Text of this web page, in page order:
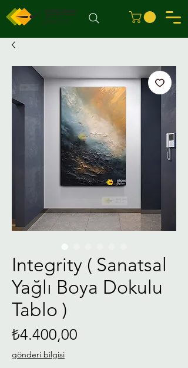
Integrity ( Sanatsal
Yağlı Boya Dokulu
Tablo )
₺4.400,00
gönderi bilgisi